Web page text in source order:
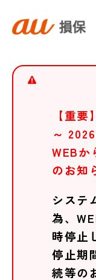
【重
～
WEB
のお知
システ
為、
時停止
停止期
続等の